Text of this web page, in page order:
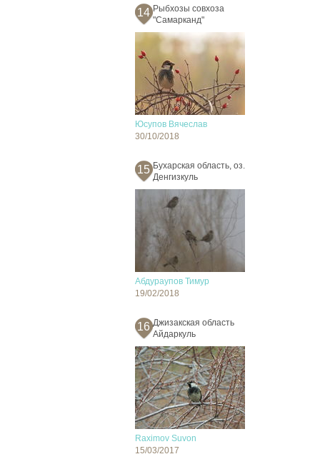
14 Рыбхозы совхоза
"Самарканд"
Юсупов Вячеслав
30/10/2018
15 Бухарская область, оз.
Денгизкуль
Абдураупов Тимур
19/02/2018
16 Джизакская область
Айдаркуль
Raximov Suvon
15/03/2017